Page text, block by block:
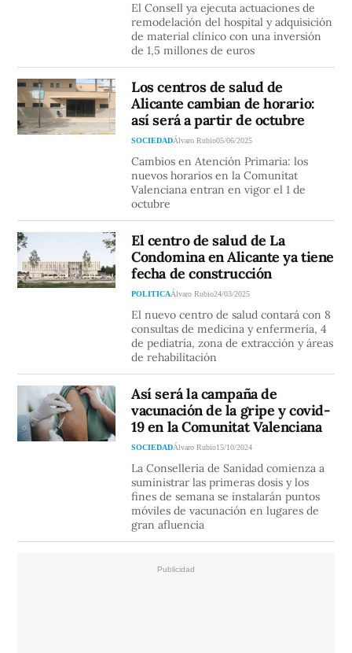
El Consell ya ejecuta actuaciones de
remodelación del hospital y adquisición
de material clínico con una inversión
de 1,5 millones de euros
Los centros de salud de
Alicante cambian de horario:
así será a partir de octubre
SOCIEDADÁlvaro Rubio05/06/2025
Cambios en Atención Primaria: los
nuevos horarios en la Comunitat
Valenciana entran en vigor el 1 de
octubre
El centro de salud de La
Condomina en Alicante ya tiene
fecha de construcción
POLITICAÁlvaro Rubio24/03/2025
El nuevo centro de salud contará con 8
consultas de medicina y enfermería, 4
de pediatría, zona de extracción y áreas
de rehabilitación
Así será la campaña de
vacunación de la gripe y covid-
19 en la Comunitat Valenciana
SOCIEDADÁlvaro Rubio15/10/2024
La Conselleria de Sanidad comienza a
suministrar las primeras dosis y los
fines de semana se instalarán puntos
móviles de vacunación en lugares de
gran afluencia